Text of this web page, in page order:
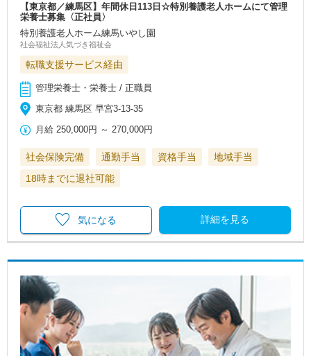
【東京都／練馬区】年間休日113日☆特別養護老人ホームにて管理
栄養士募集〈正社員〉
特別養護老人ホーム練馬いやし園
社会福祉法人気づき福祉会
転職支援サービス経由
管理栄養士・栄養士 / 正職員
東京都 練馬区 早宮3-13-35
月給 250,000円 ～ 270,000円
社会保険完備 通勤手当 資格手当
地域手当
18時までに退社可能
詳細を見る
気になる